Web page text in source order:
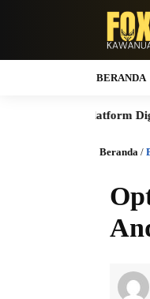
BERANDA
Digital Global
Beranda /